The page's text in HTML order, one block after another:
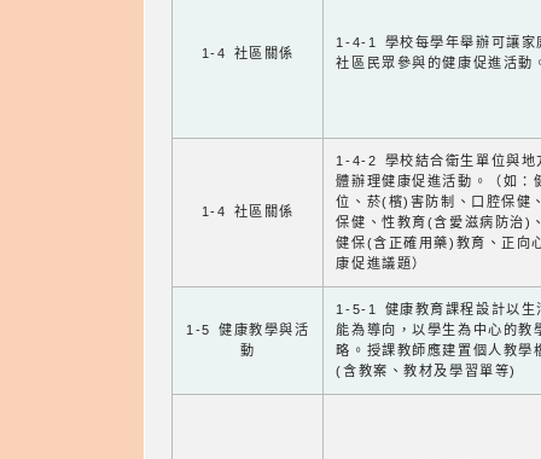
1-4 社區關係
1-4-1 學校每學年舉辦可讓家
社區民眾參與的健康促進活動
1-4 社區關係
1-4-2 學校結合衛生單位與地
體辦理健康促進活動。（如：
位、菸(檳)害防制、口腔保健
保健、性教育(含愛滋病防治)
健保(含正確用藥)教育、正向
康促進議題）
1-5 健康教學與活
動
1-5-1 健康教育課程設計以生
能為導向，以學生為中心的教
略。授課教師應建置個人教學
(含教案、教材及學習單等)